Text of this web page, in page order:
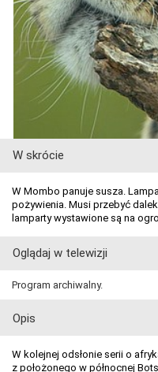
W skrócie
W Mombo panuje susza.
pożywienia. Musi przebyć
lamparty wystawione są na
Oglądaj w telewizji
Program archiwalny.
Opis
W kolejnej odsłonie serii o
z położonego w północnej